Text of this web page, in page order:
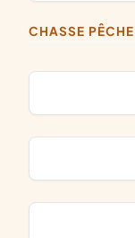
CHASSE PÊCHE